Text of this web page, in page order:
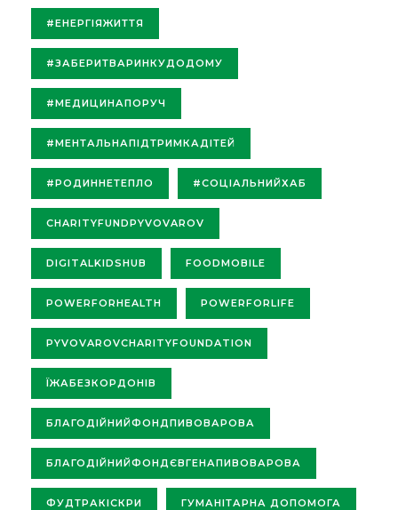
#ЕНЕРГІЯЖИТТЯ
#ЗАБЕРИТВАРИНКУДОДОМУ
#МЕДИЦИНАПОРУЧ
#МЕНТАЛЬНАПІДТРИМКАДІТЕЙ
#РОДИННЕТЕПЛО #СОЦІАЛЬНИЙХАБ
CHARITYFUNDPYVOVAROV
DIGITALKIDSHUB FOODMOBILE
POWERFORHEALTH POWERFORLIFE
PYVOVAROVCHARITYFOUNDATION
ЇЖАБЕЗКОРДОНІВ
БЛАГОДІЙНИЙФОНДПИВОВАРОВА
БЛАГОДІЙНИЙФОНДЄВГЕНАПИВОВАРОВА
ФУДТРАКІСКРИ ГУМАНІТАРНА ДОПОМОГА